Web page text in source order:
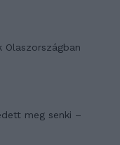
meg senki –